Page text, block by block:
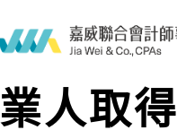
人取